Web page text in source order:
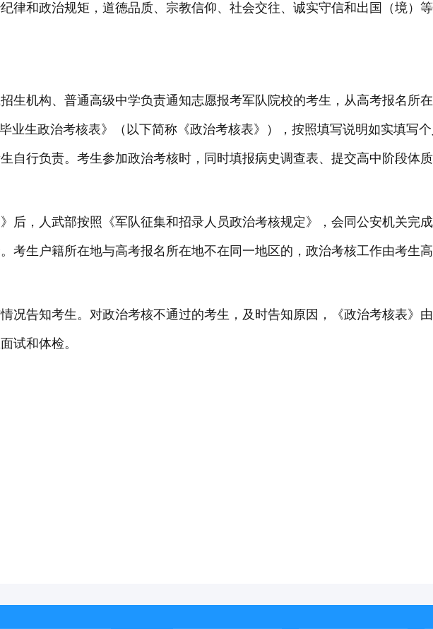
律和政治规矩，道德品质、宗教信仰、社会交往、诚实守信和出国（境）
生机构、普通高级中学负责通知志愿报考军队院校的考生，从高考报名所
业生政治考核表》（以下简称《政治考核表》），按照填写说明如实填写
自行负责。考生参加政治考核时，同时填报病史调查表、提交高中阶段体
后，人武部按照《军队征集和招录人员政治考核规定》，会同公安机关完
考生户籍所在地与高考报名所在地不在同一地区的，政治考核工作由考生
况告知考生。对政治考核不通过的考生，及时告知原因，《政治考核表》
试和体检。